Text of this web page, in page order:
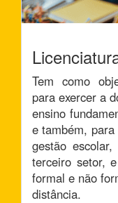
Tem como
para exercer a
ensino
e também,
gestão
terceiro setor,
formal e não
distância.